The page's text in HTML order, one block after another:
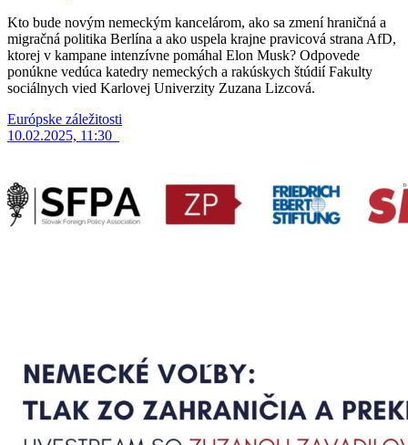
Kto bude novým nemeckým kancelárom, ako sa zmení hraničná a
migračná politika Berlína a ako uspela krajne pravicová strana AfD,
ktorej v kampane intenzívne pomáhal Elon Musk? Odpovede
ponúkne vedúca katedry nemeckých a rakúskych štúdií Fakulty
sociálnych vied Karlovej Univerzity Zuzana Lizcová.
Európske záležitosti
10.02.2025, 11:30